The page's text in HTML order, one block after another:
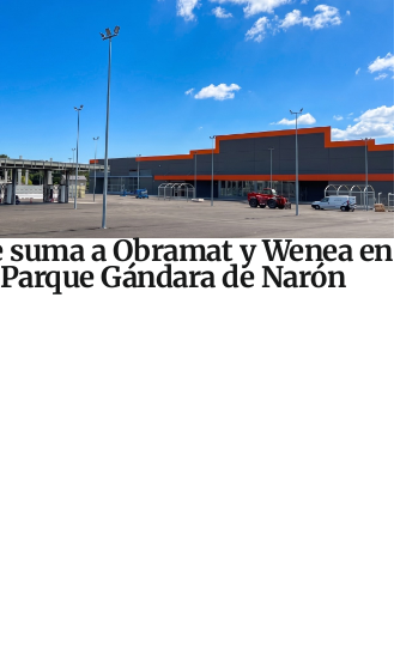
a Obramat y Wenea en
Gándara de Narón